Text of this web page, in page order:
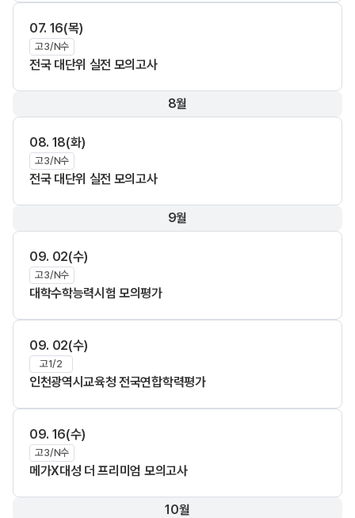
07. 16(목)
고3/N수
전국 대단위 실전 모의고사
8월
08. 18(화)
고3/N수
전국 대단위 실전 모의고사
9월
09. 02(수)
고3/N수
대학수학능력시험 모의평가
09. 02(수)
고1/2
인천광역시교육청 전국연합학력평가
09. 16(수)
고3/N수
메가X대성 더 프리미엄 모의고사
10월